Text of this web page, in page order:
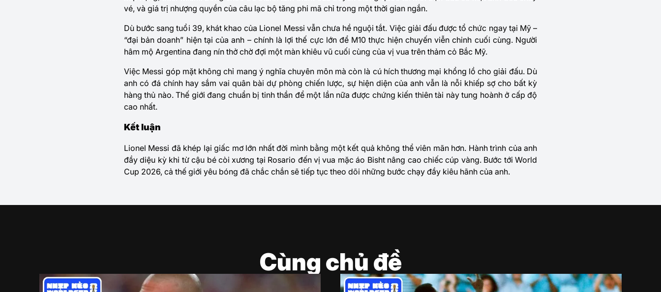
vé, và giá trị nhượng quyền của câu lạc bộ tăng phi mã chỉ trong một thời gian ngắn.
Dù bước sang tuổi 39, khát khao của Lionel Messi vẫn chưa hề nguội tắt. Việc giải đấu được tổ chức ngay tại Mỹ –
“đại bản doanh” hiện tại của anh – chính là lợi thế cực lớn để M10 thực hiện chuyến viễn chinh cuối cùng. Người
hâm mộ Argentina đang nín thở chờ đợi một màn khiêu vũ cuối cùng của vị vua trên thảm cỏ Bắc Mỹ.
Việc Messi góp mặt không chỉ mang ý nghĩa chuyên môn mà còn là cú hích thương mại khổng lồ cho giải đấu. Dù
anh có đá chính hay sắm vai quân bài dự phòng chiến lược, sự hiện diện của anh vẫn là nỗi khiếp sợ cho bất kỳ
hàng thủ nào. Thế giới đang chuẩn bị tinh thần để một lần nữa được chứng kiến thiên tài này tung hoành ở cấp độ
cao nhất.
Kết luận
Lionel Messi đã khép lại giấc mơ lớn nhất đời mình bằng một kết quả không thể viên mãn hơn. Hành trình của anh
đầy diệu kỳ khi từ cậu bé còi xương tại Rosario đến vị vua mặc áo Bisht nâng cao chiếc cúp vàng. Bước tới World
Cup 2026, cả thế giới yêu bóng đã chắc chắn sẽ tiếp tục theo dõi những bước chạy đầy kiêu hãnh của anh.
Cùng chủ đề